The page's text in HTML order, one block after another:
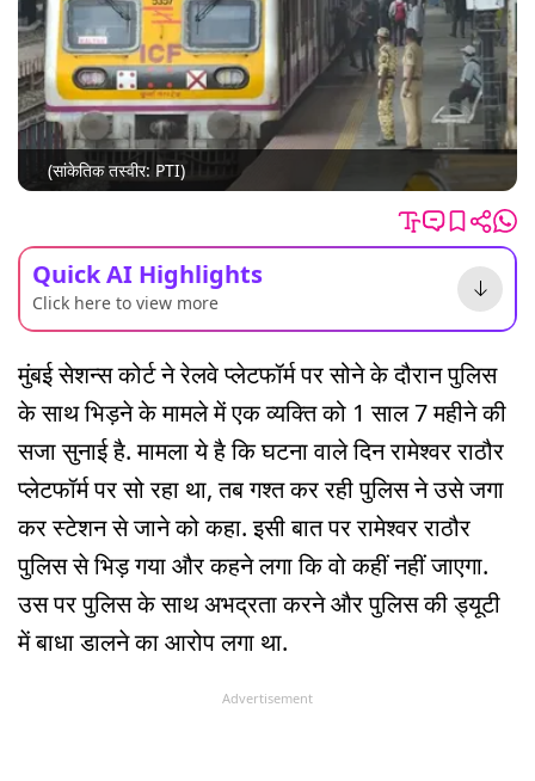
(सांकेतिक तस्वीर: PTI)
Quick AI Highlights
Click here to view more
मुंबई सेशन्स कोर्ट ने रेलवे प्लेटफॉर्म पर सोने के दौरान पुलिस
के साथ भिड़ने के मामले में एक व्यक्ति को 1 साल 7 महीने की
सजा सुनाई है. मामला ये है कि घटना वाले दिन रामेश्वर राठौर
प्लेटफॉर्म पर सो रहा था, तब गश्त कर रही पुलिस ने उसे जगा
कर स्टेशन से जाने को कहा. इसी बात पर रामेश्वर राठौर
पुलिस से भिड़ गया और कहने लगा कि वो कहीं नहीं जाएगा.
उस पर पुलिस के साथ अभद्रता करने और पुलिस की ड्यूटी
में बाधा डालने का आरोप लगा था.
Advertisement